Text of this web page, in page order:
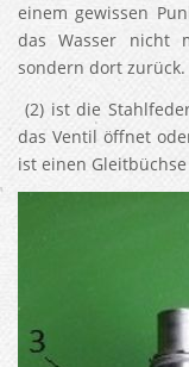
einem gewissen
das Wasser nicht
sondern dort zurück.
(2) ist die
das Ventil öffnet
ist einen